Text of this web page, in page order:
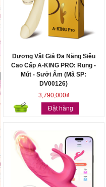
Dương Vật Giả Đa Năng Siêu
Cao Cấp A-KING PRO: Rung -
Mút - Sưởi Ấm (Mã SP:
DV00126)
3,790,000₫
Đặt hàng